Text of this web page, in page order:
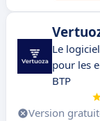
Le
pour les
BTP
Version